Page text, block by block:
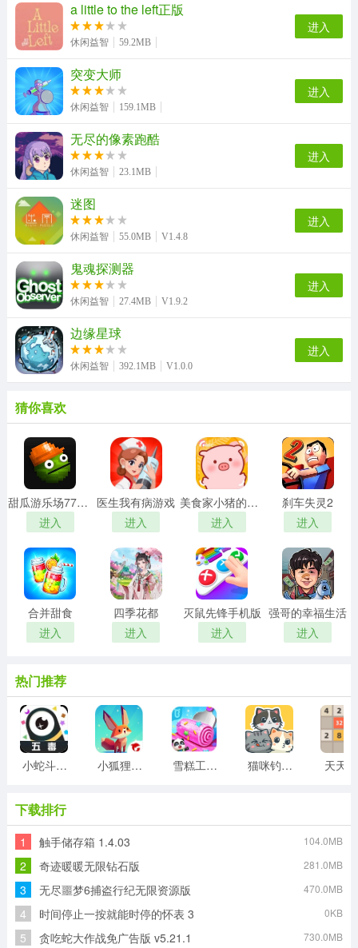
a little to the left正版
休闲益智 59.2MB
进入
突变大师
休闲益智 159.1MB
进入
无尽的像素跑酷
休闲益智 23.1MB
进入
迷图
休闲益智 55.0MB V1.4.8
进入
鬼魂探测器
休闲益智 27.4MB V1.9.2
进入
边缘星球
休闲益智 392.1MB V1.0.0
进入
猜你喜欢
甜瓜游乐场7723自带模组汉化版
进入
医生我有病游戏
进入
美食家小猪的大冒险安卓版
进入
刹车失灵2
进入
合并甜食
进入
四季花都
进入
灭鼠先锋手机版
进入
强哥的幸福生活
进入
热门推荐
小蛇斗蜈蚣 小狐狸游戏 雪糕工厂游戏 猫咪钓鱼物语游戏 天天
下载排行
1 触手储存箱 1.4.03 104.0MB
2 奇迹暖暖无限钻石版 281.0MB
3 无尽噩梦6捕盗行纪无限资源版 470.0MB
4 时间停止一按就能时停的怀表 3 0KB
5 贪吃蛇大作战免广告版 v5.21.1 730.0MB